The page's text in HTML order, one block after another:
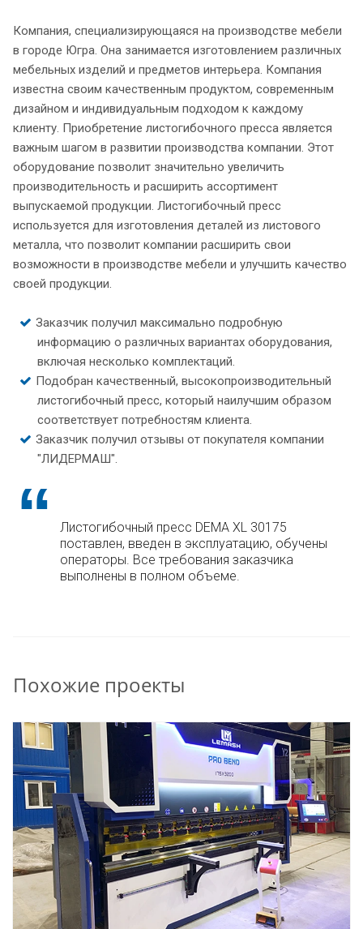
Компания, специализирующаяся на производстве мебели
в городе Югра. Она занимается изготовлением различных
мебельных изделий и предметов интерьера. Компания
известна своим качественным продуктом, современным
дизайном и индивидуальным подходом к каждому
клиенту. Приобретение листогибочного пресса является
важным шагом в развитии производства компании. Этот
оборудование позволит значительно увеличить
производительность и расширить ассортимент
выпускаемой продукции. Листогибочный пресс
используется для изготовления деталей из листового
металла, что позволит компании расширить свои
возможности в производстве мебели и улучшить качество
своей продукции.
Заказчик получил максимально подробную
информацию о различных вариантах оборудования,
включая несколько комплектаций.
Подобран качественный, высокопроизводительный
листогибочный пресс, который наилучшим образом
соответствует потребностям клиента.
Заказчик получил отзывы от покупателя компании
"ЛИДЕРМАШ".
Листогибочный пресс DEMA XL 30175
поставлен, введен в эксплуатацию, обучены
операторы. Все требования заказчика
выполнены в полном объеме.
Похожие проекты